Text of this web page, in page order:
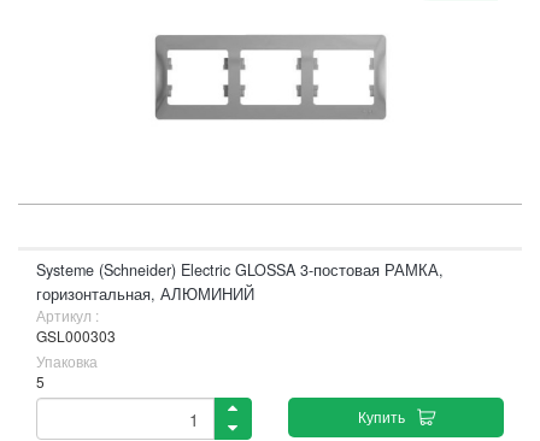
Systeme (Schneider) Electric GLOSSA 3-постовая РАМКА,
горизонтальная, АЛЮМИНИЙ
Артикул :
GSL000303
Упаковка
5
Купить